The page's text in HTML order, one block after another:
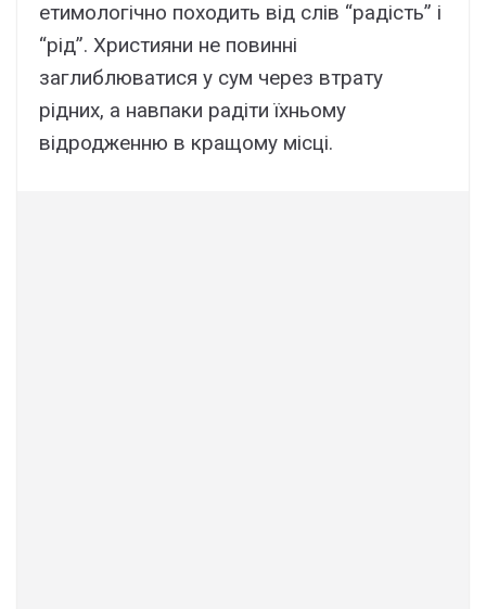
етимологічно походить від слів “радість” і
“рід”. Християни не повинні
заглиблюватися у сум через втрату
рідних, а навпаки радіти їхньому
відродженню в кращому місці.